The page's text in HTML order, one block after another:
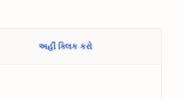
અહીં ક્લિક કરો